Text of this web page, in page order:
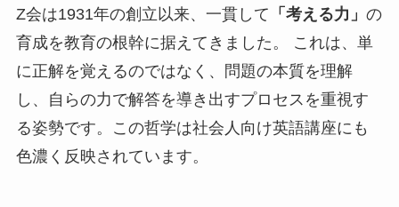
Z会は1931年の創立以来、一貫して 「考える力」 の
育成を教育の根幹に据えてきました。 これは、単
に正解を覚えるのではなく、問題の本質を理解
し、自らの力で解答を導き出すプロセスを重視す
る姿勢です。この哲学は社会人向け英語講座にも
色濃く反映されています。